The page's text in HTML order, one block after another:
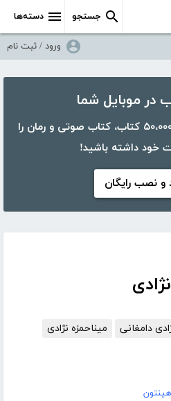
دسته‌ها جستجو
ورود / ثبت نام
با اپلیکیشن کتابراه، بیش از ۵۰،۰۰۰ کتاب، کتاب صوتی و رمان را
خود داشته باشید!
و نصب رایگان
دامغانی میناحمزه نژادی
هینتون